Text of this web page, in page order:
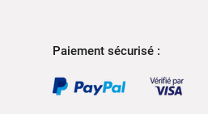
Paiement sécurisé :